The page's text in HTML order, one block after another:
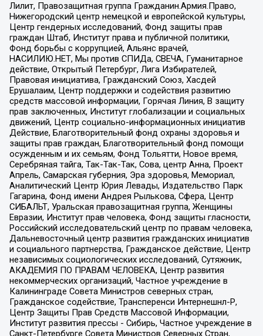
Лилит, Правозащитная группа Гражданин.Армия.Право,
Нижегородский центр немецкой и европейской культуры,
Центр гендерных исследований, Фонд защиты прав
граждан Штаб, Институт права и публичной политики,
Фонд борьбы с коррупцией, Альянс врачей,
НАСИЛИЮ.НЕТ, Мы против СПИДа, СВЕЧА, Гуманитарное
действие, Открытый Петербург, Лига Избирателей,
Правовая инициатива, Гражданский Союз, Хасдей
Ерушалаим, Центр поддержки и содействия развитию
средств массовой информации, Горячая Линия, В защиту
прав заключенных, Институт глобализации и социальных
движений, Центр социально-информационных инициатив
Действие, Благотворительный фонд охраны здоровья и
защиты прав граждан, Благотворительный фонд помощи
осужденным и их семьям, Фонд Тольятти, Новое время,
Серебряная тайга, Так-Так-Так, Сова, центр Анна, Проект
Апрель, Самарская губерния, Эра здоровья, Мемориал,
Аналитический Центр Юрия Левады, Издательство Парк
Гагарина, Фонд имени Андрея Рылькова, Сфера, Центр
СИБАЛЬТ, Уральская правозащитная группа, Женщины
Евразии, Институт прав человека, Фонд защиты гласности,
Российский исследовательский центр по правам человека,
Дальневосточный центр развития гражданских инициатив
и социального партнерства, Гражданское действие, Центр
независимых социологических исследований, Сутяжник,
АКАДЕМИЯ ПО ПРАВАМ ЧЕЛОВЕКА, Центр развития
некоммерческих организаций, Частное учреждение в
Калининграде Совета Министров северных стран,
Гражданское содействие, Трансперенси Интернешнл-Р,
Центр Защиты Прав Средств Массовой Информации,
Институт развития прессы - Сибирь, Частное учреждение в
Санкт-Петербурге Совета Министров Северных Стран,